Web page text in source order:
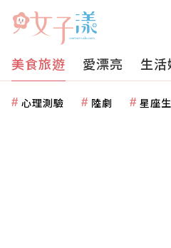
美食旅遊 愛漂亮 生活
心理測驗 陸劇 星座